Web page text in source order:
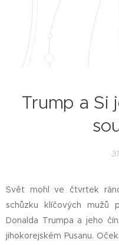
Trump a Si
Svět mohl ve čtvrtek
schůzku klíčových mužů
Donalda Trumpa a jeho
jihokorejském Pusanu.